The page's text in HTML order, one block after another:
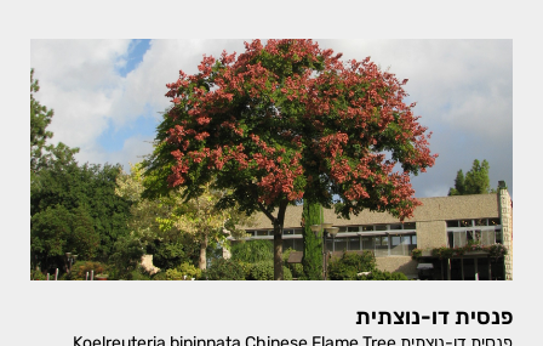
פנסית דו-נוצתית